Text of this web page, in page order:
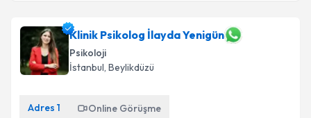
Klinik Psikolog İlayda Yenigün
Psikoloji
İstanbul, Beylikdüzü
Adres 1 Online Görüşme